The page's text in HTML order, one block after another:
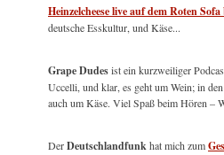
Heinzelcheese live auf dem Roten
deutsche Esskultur, und Käse...
Grape Dudesist ein kurzweiliger
Uccelli, und klar, es geht um Wein; in den
auch um Käse. Viel Spaß beim Hören –
DerDeutschlandfunkhat mich zum